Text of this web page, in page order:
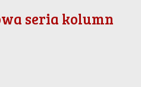
seria kolumn